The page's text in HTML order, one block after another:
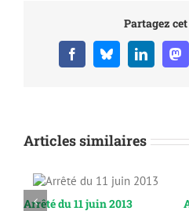
Partagez
FacebookBlueskyLinkedIn
Articles similaires
Arrêté du 11 juin 2013